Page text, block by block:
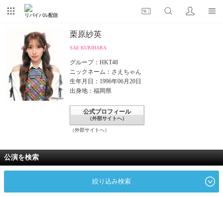
リバイバル配信
栗原紗英
SAE KURIHARA
グループ：HKT48
ニックネーム：さえちゃん
生年月日：1996年06月20日
出身地：福岡県
公式プロフィール
（外部サイトへ）
（外部サイトへ）
公演を検索
絞り込み検索